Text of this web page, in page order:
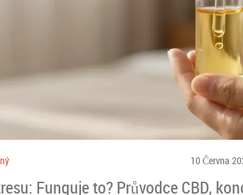
10 Června
Funguje to? Průvodce CBD,